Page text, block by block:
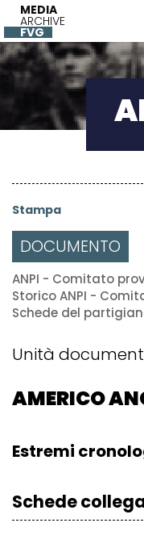
MEDIA
ARCHIVE
FVG
Stampa
DOCUMENTO
ANPI - Comitato
Storico ANPI -
Schede del
Unità
AMERICO
Estremi
Schede